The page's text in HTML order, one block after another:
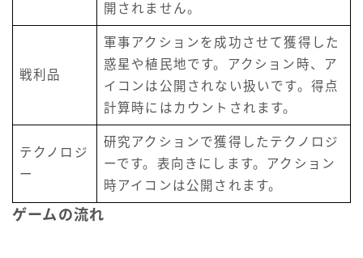
開されません。
戦利品
軍事アクションを成功させて獲得した
惑星や植民地です。アクション時、ア
イコンは公開されない扱いです。得点
計算時にはカウントされます。
テクノロジ
ー
研究アクションで獲得したテクノロジ
ーです。表向きにします。アクション
時アイコンは公開されます。
ゲームの流れ